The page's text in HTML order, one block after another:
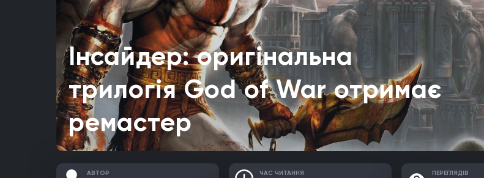
Інсайдер: оригінальна
трилогія God of War отримає
ремастер
АВТОР ЧАС ЧИТАННЯ ПЕРЕГЛЯДІВ